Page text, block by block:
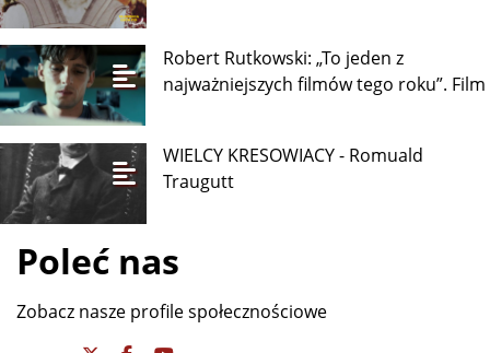
Robert Rutkowski: „To jeden z
najważniejszych filmów tego roku”. Film
WIELCY KRESOWIACY - Romuald
Traugutt
Poleć nas
Zobacz nasze profile społecznościowe